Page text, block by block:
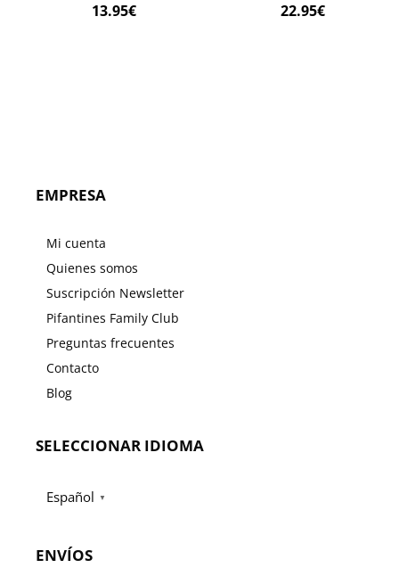
13.95€ 22.95€
EMPRESA
Mi cuenta
Quienes somos
Suscripción Newsletter
Pifantines Family Club
Preguntas frecuentes
Contacto
Blog
SELECCIONAR IDIOMA
Español ▼
ENVÍOS